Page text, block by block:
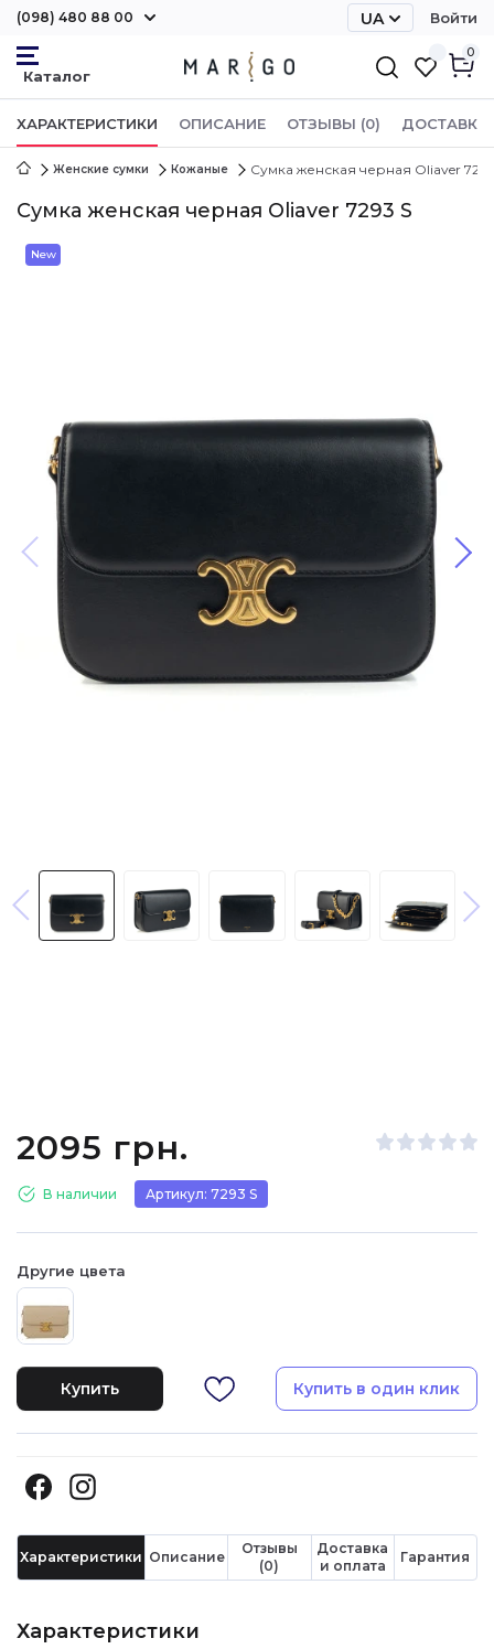
(098) 480 88 00 UA Войти
0
ХАРАКТЕРИСТИКИ ОПИСАНИЕ ОТЗЫВЫ (0) ДОСТАВКА
Женские сумки Кожаные Сумка женская черная Oliaver
Сумка женская черная Oliaver 7293 S
2095 грн.
В наличии Артикул: 7293 S
Другие цвета
Купить Купить в один клик
Характеристики Описание
Отзывы
(0)
Доставка
и оплата
Гарантия
Характеристики